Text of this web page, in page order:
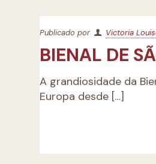
Publicado por Victoria
BIENAL DE
A grandiosidade da
Europa desde […]